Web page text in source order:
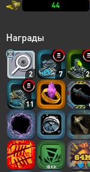
44
Награды
2 7
11